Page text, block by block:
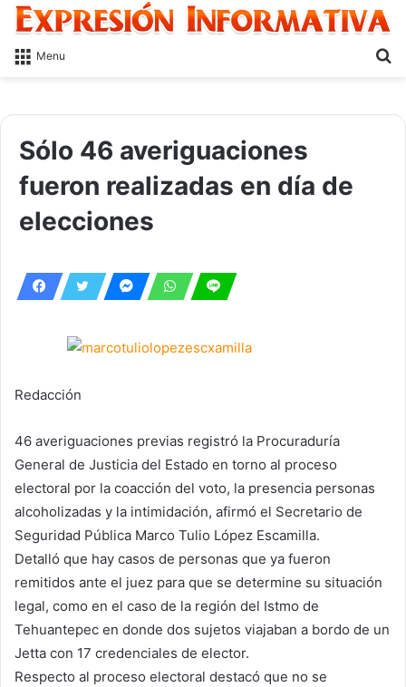
Menu
Sólo 46 averiguaciones
fueron realizadas en día de
elecciones
Redacción
46 averiguaciones previas registró la Procuraduría
General de Justicia del Estado en torno al proceso
electoral por la coacción del voto, la presencia personas
alcoholizadas y la intimidación, afirmó el Secretario de
Seguridad Pública Marco Tulio López Escamilla.
Detalló que hay casos de personas que ya fueron
remitidos ante el juez para que se determine su situación
legal, como en el caso de la región del Istmo de
Tehuantepec en donde dos sujetos viajaban a bordo de un
Jetta con 17 credenciales de elector.
Respecto al proceso electoral destacó que no se